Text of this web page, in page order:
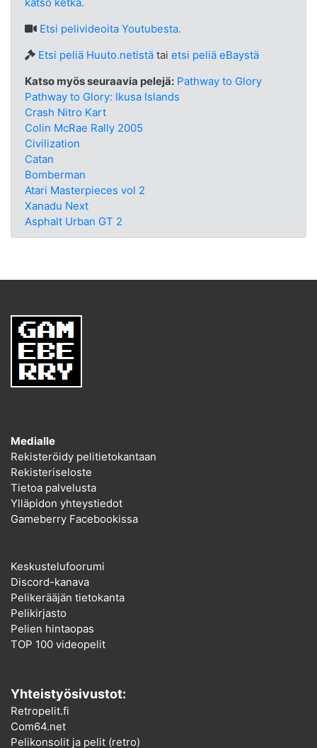
Etsi pelivideoita Youtubesta.
Etsi peliä Huuto.netistätai etsi peliä eBaystä
Katso myös seuraavia pelejä: Pathway to Glory
Pathway to Glory: Ikusa Islands
Crash Nitro Kart
Colin McRae Rally 2005
Civilization
Catan
Bomberman
Atari Masterpieces vol 2
Xanadu Next
Asphalt Urban GT 2
Medialle
Rekisteröidy pelitietokantaan
Rekisteriseloste
Tietoa palvelusta
Ylläpidon yhteystiedot
Gameberry Facebookissa
Keskustelufoorumi
Discord-kanava
Pelikerääjän tietokanta
Pelikirjasto
Pelien hintaopas
TOP 100 videopelit
Yhteistyösivustot:
Retropelit.fi
Com64.net
Pelikonsolit ja pelit (retro)